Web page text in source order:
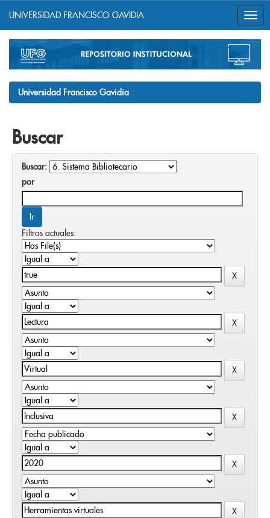
navigation
UNIVERSIDAD FRANCISCO GAVIDIA
Universidad Francisco Gavidia
Buscar
Buscar:
por
Filtros actuales: